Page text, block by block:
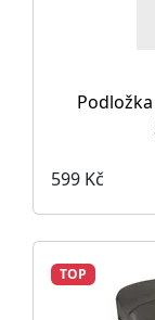
599 Kč
TOP